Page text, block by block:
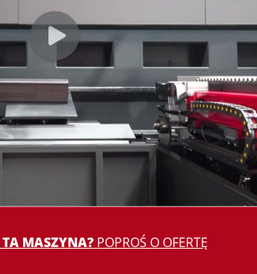
TA MASZYNA? POPROŚ O OFERTĘ